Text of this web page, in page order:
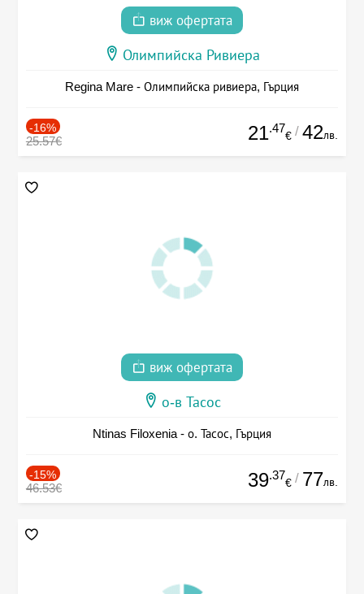
виж офертата
Олимпийска Ривиера
Regina Mare - Олимпийска ривиера, Гърция
-16%
25.57€ 21.47
€ / 42лв.
виж офертата
о-в Тасос
Ntinas Filoxenia - о. Тасос, Гърция
-15%
46.53€ 39.37
€ / 77лв.